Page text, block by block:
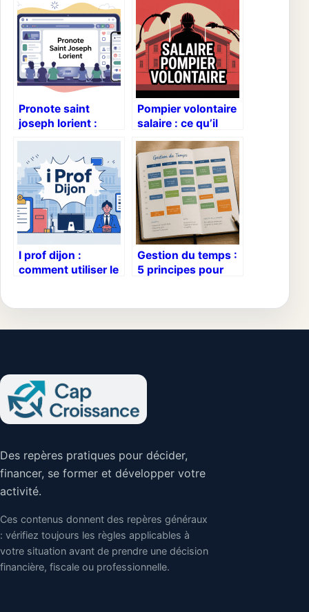
Pronote saint
joseph lorient :
guide simple pour
vous connecter et
suivre la scolarité
Pompier volontaire
salaire : ce qu’il
faut vraiment
savoir en 2026
I prof dijon :
comment utiliser le
Gestion du temps :
5 principes pour
Des repères pratiques pour décider,
financer, se former et développer votre
activité.
Ces contenus donnent des repères généraux
: vérifiez toujours les règles applicables à
votre situation avant de prendre une décision
financière, fiscale ou professionnelle.